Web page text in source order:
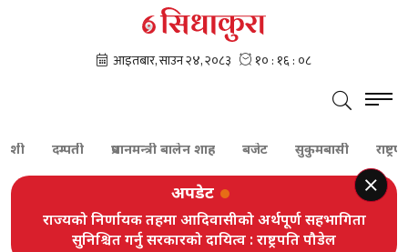
दम्पती प्रधानमन्त्री बालेन शाह बजेट सुकुमबासी राष्ट्रपति
अपडेट
राज्यको निर्णायक तहमा आदिवासीको अर्थपूर्ण सहभागिता
सुनिश्चित गर्नु सरकारको दायित्व : राष्ट्रपति पौडेल